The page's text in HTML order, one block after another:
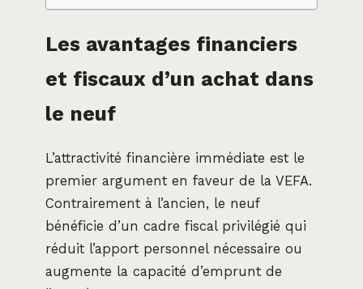
Les avantages financiers
et fiscaux d’un achat dans
le neuf
L’attractivité financière immédiate est le
premier argument en faveur de la VEFA.
Contrairement à l’ancien, le neuf
bénéficie d’un cadre fiscal privilégié qui
réduit l’apport personnel nécessaire ou
augmente la capacité d’emprunt de